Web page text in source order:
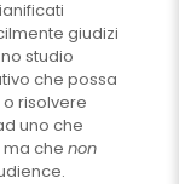
giudizi
studio
che possa
risolvere
uno che
che non